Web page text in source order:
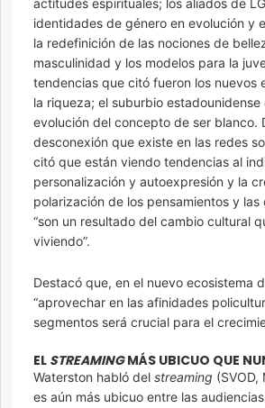
actitudes espirituales; los aliados de
identidades de género en evolución y
la redefinición de las nociones de
masculinidad y los modelos para la
tendencias que citó fueron los nuevos
la riqueza; el suburbio estadounidense
evolución del concepto de ser blanco.
desconexión que existe en las redes
citó que están viendo tendencias al
personalización y autoexpresión y la
polarización de los pensamientos y las
“son un resultado del cambio cultural
viviendo”.
Destacó que, en el nuevo ecosistema
“aprovechar en las afinidades
segmentos será crucial para el
EL STREAMINGMÁS UBICUO QUE
Waterston habló del streaming (SVOD,
es aún más ubicuo entre las